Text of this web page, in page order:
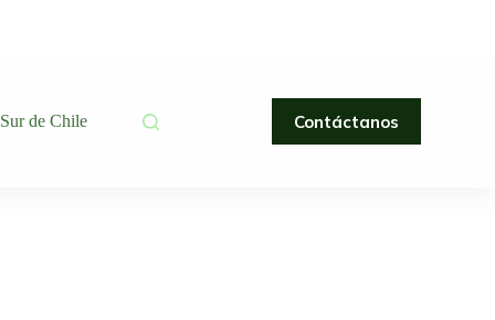
de Chile Contáctanos